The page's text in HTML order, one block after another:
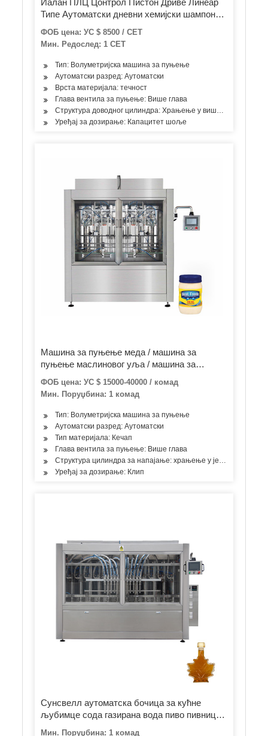
Иалан ПЛЦ Цонтрол Пистон Дриве Линеар
Типе Аутоматски дневни хемијски шампон
Сос за ручно прање Кечап Мед јогурт
Вискозна течност машина за пуњење
флаша
ФОБ цена: УС $ 8500 / СЕТ
Мин. Редослед: 1 СЕТ
Тип: Волуметријска машина за пуњење
Аутоматски разред: Аутоматски
Врста материјала: течност
Глава вентила за пуњење: Више глава
Структура доводног цилиндра: Храњење у више просторија
Уређај за дозирање: Капацитет шоље
Машина за пуњење меда / машина за
пуњење маслиновог уља / машина за
пуњење џема од кикирикија
ФОБ цена: УС $ 15000-40000 / комад
Мин. Поруџбина: 1 комад
Тип: Волуметријска машина за пуњење
Аутоматски разред: Аутоматски
Тип материјала: Кечап
Глава вентила за пуњење: Више глава
Структура цилиндра за напајање: храњење у једној соби
Уређај за дозирање: Клип
Сунсвелл аутоматска бочица за кућне
љубимце сода газирана вода пиво пивница
Мин. Поруџбина: 1 комад